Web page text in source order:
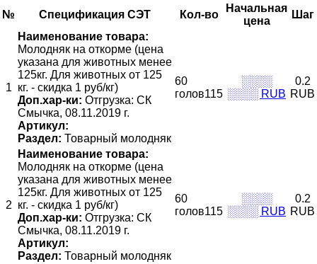
№
Спецификация СЭТ Кол-во
Начальная
цена
Шаг
1
Наименование товара:
Молодняк на откорме (цена
указана для животных менее
125кг. Для животных от 125
кг. - скидка 1 руб/кг)
Доп.хар-ки: Отгрузка: СК
Смычка, 08.11.2019 г.
Артикул:
Раздел: Товарный молодняк
60
голов115
░░░░
░░░░ RUB
0.2
RUB
2
Наименование товара:
Молодняк на откорме (цена
указана для животных менее
125кг. Для животных от 125
кг. - скидка 1 руб/кг)
Доп.хар-ки: Отгрузка: СК
Смычка, 08.11.2019 г.
Артикул:
Раздел: Товарный молодняк
60
голов115
░░░░
░░░░ RUB
0.2
RUB